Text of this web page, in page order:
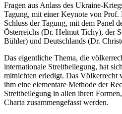
Fragen aus Anlass des Ukraine-
Tagung, mit einer Keynote von
Schluss der Tagung, mit dem Panel
Österreichs (Dr. Helmut Tichy), der
Bühler) und Deutschlands (Dr.
Das eigentliche Thema, die
internationale Streitbeilegung, hat
mitnichten erledigt. Das Völkerrecht
ihm eine elementare Methode der
Streitbeilegung in allen ihren
Charta zusammengefasst werden.